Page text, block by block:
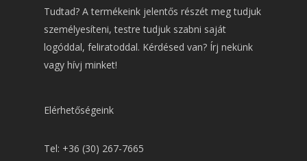
Tudtad? A termékeink jelentős részét meg tudjuk
személyesíteni, testre tudjuk szabni saját
logóddal, feliratoddal. Kérdésed van? Írj nekünk
vagy hívj minket!
Elérhetőségeink
Tel: +36 (30) 267-7665